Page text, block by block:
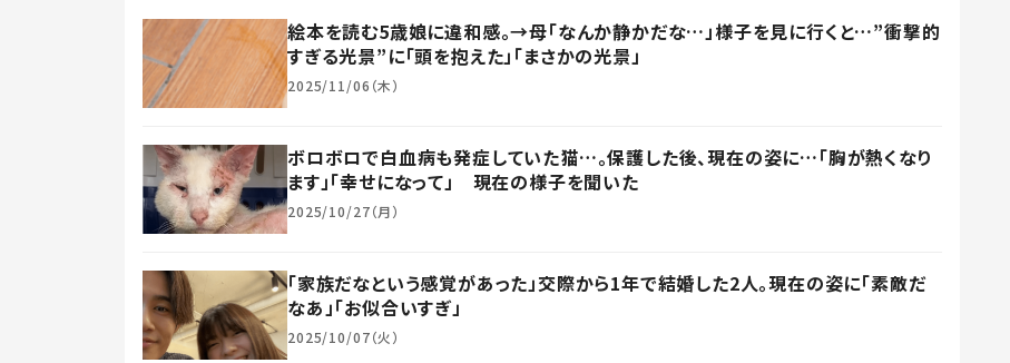
絵本を読む5歳娘に違和感。→母「なんか静かだな…」様子を見に行くと…”衝撃的
すぎる光景”に「頭を抱えた」「まさかの光景」
2025/11/06（木）
ボロボロで白血病も発症していた猫…。保護した後、現在の姿に…「胸が熱くなり
ます」「幸せになって」 現在の様子を聞いた
2025/10/27（月）
「家族だなという感覚があった」交際から1年で結婚した2人。現在の姿に「素敵だ
なあ」「お似合いすぎ」
2025/10/07（火）